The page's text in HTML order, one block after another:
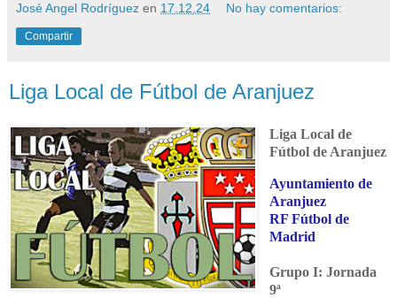
José Angel Rodríguez en 17.12.24 No hay comentarios:
Compartir
Liga Local de Fútbol de Aranjuez
Liga Local de
Fútbol de Aranjuez
Ayuntamiento de
Aranjuez
RF Fútbol de
Madrid
Grupo I: Jornada
9ª